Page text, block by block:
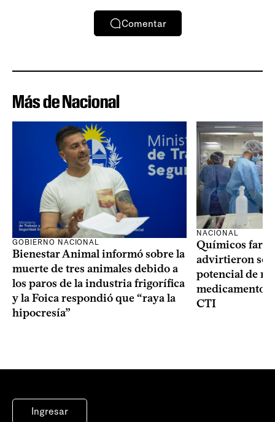
Comentar
Más de Nacional
GOBIERNO NACIONAL
Bienestar Animal informó sobre la
muerte de tres animales debido a
los paros de la industria frigorífica
y la Foica respondió que “raya la
hipocresía”
NACIONAL
Químicos
advirtieron
potencial de
medicamentos
CTI
Ingresar